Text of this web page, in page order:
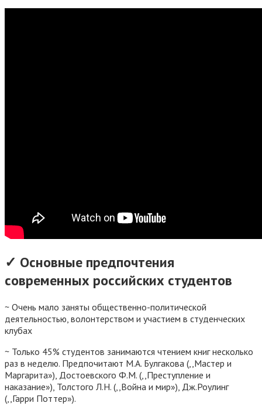
✓ Основные предпочтения
современных российских студентов
~ Очень мало заняты общественно-политической
деятельностью, волонтерством и участием в студенческих
клубах
~ Только 45% студентов занимаются чтением книг несколько
раз в неделю. Предпочитают М.А. Булгакова (,,Мастер и
Маргарита»), Достоевского Ф.М. (,,Преступление и
наказание»), Толстого Л.Н. (,,Война и мир»), Дж.Роулинг
(,,Гарри Поттер»).